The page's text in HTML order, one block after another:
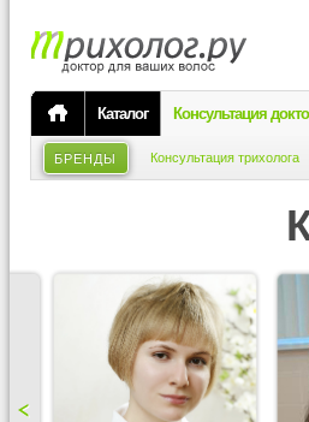
Каталог Консультация
БРЕНДЫ Консультация трихолога